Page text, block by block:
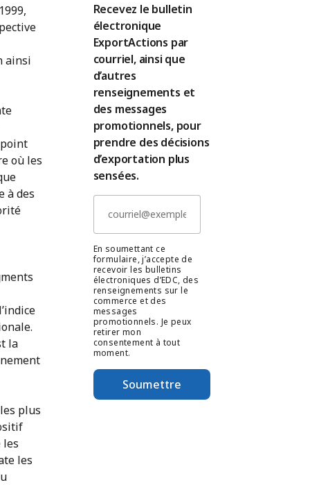
ainsi
où les
à des
la
plus
les
les
Recevez le bulletin
électronique
ExportActions par
courriel, ainsi que
d’autres
renseignements et
des messages
promotionnels, pour
prendre des décisions
d’exportation plus
sensées.
En soumettant ce
formulaire, j’accepte de
recevoir les bulletins
électroniques d’EDC, des
renseignements sur le
commerce et des
messages
promotionnels. Je peux
retirer mon
consentement à tout
moment.
Soumettre